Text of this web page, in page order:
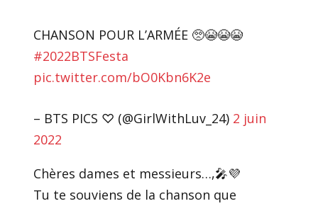
CHANSON POUR L’ARMÉE 🥺😭😭😭
#2022BTSFesta
pic.twitter.com/bO0Kbn6K2e
– BTS PICS ♡ (@GirlWithLuv_24) 2 juin
2022
Chères dames et messieurs…,🎤💜
Tu te souviens de la chanson que